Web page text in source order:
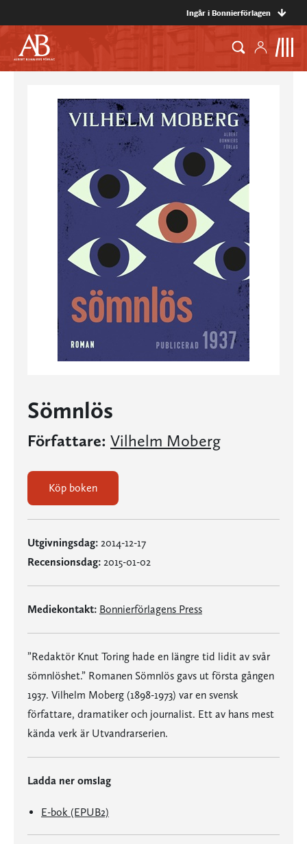
Ingår i Bonnierförlagen
Sömnlös
Författare: Vilhelm Moberg
Köp boken
Utgivningsdag: 2014-12-17
Recensionsdag: 2015-01-02
Mediekontakt: Bonnierförlagens Press
”Redaktör Knut Toring hade en längre tid lidit av svår
sömnlöshet.” Romanen Sömnlös gavs ut första gången
1937. Vilhelm Moberg (1898-1973) var en svensk
författare, dramatiker och journalist. Ett av hans mest
kända verk är Utvandrarserien.
Ladda ner omslag
E-bok (EPUB2)